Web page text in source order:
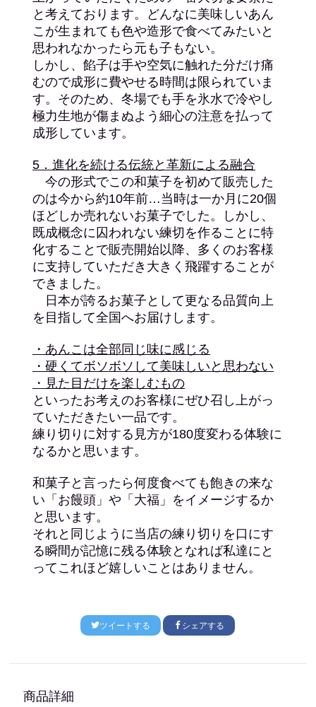
と考えております。どんなに美味しいあん
こが生まれても色や造形で食べてみたいと
思われなかったら元も子もない。
しかし、餡子は手や空気に触れた分だけ痛
むので成形に費やせる時間は限られていま
す。そのため、冬場でも手を氷水で冷やし
極力生地が傷まぬよう細心の注意を払って
成形しています。
5．進化を続ける伝統と革新による融合
今の形式でこの和菓子を初めて販売した
のは今から約10年前…当時は一か月に20個
ほどしか売れないお菓子でした。しかし、
既成概念に囚われない練切を作ることに特
化することで販売開始以降、多くのお客様
に支持していただき大きく飛躍することが
できました。
日本が誇るお菓子として更なる品質向上
を目指して全国へお届けします。
・あんこは全部同じ味に感じる
・硬くてボソボソして美味しいと思わない
・見た目だけを楽しむもの
といったお考えのお客様にぜひ召し上がっ
ていただきたい一品です。
練り切りに対する見方が180度変わる体験に
なるかと思います。
和菓子と言ったら何度食べても飽きの来な
い「お饅頭」や「大福」をイメージするか
と思います。
それと同じように当店の練り切りを口にす
る瞬間が記憶に残る体験となれば私達にと
ってこれほど嬉しいことはありません。
ツイートする シェアする
商品詳細